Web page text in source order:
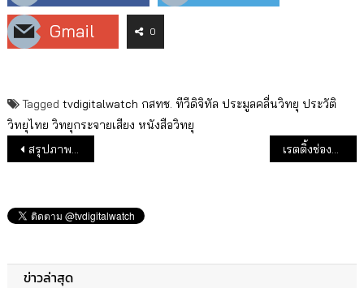
Gmail
0
Tagged tvdigitalwatch กสทช. ทีวีดิจิทัล ประมูลคลื่นวิทยุ ประวัติ
วิทยุไทย วิทยุกระจายเสียง หนังสือวิทยุ
แนะแนวเรื่อง
สรุปภาพรวมเรตติ้งช่องทีวีดิจิทัลเดือน พ.ย.64
ข่าวล่าสุด